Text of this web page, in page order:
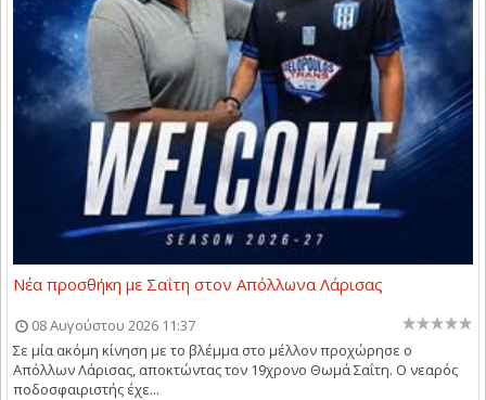
Νέα προσθήκη με Σαΐτη στον Απόλλωνα Λάρισας
08 Αυγούστου 2026 11:37
Σε μία ακόμη κίνηση με το βλέμμα στο μέλλον προχώρησε ο
Απόλλων Λάρισας, αποκτώντας τον 19χρονο Θωμά Σαΐτη. Ο νεαρός
ποδοσφαιριστής έχε...